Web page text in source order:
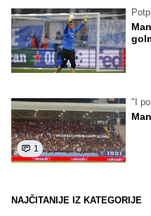
1
"I
NAJČITANIJE IZ KATEGORIJE